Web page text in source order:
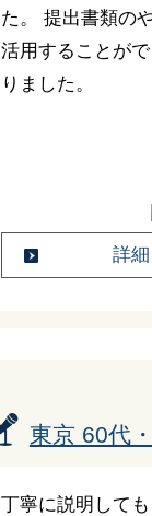
た。 提出書類の
活用することが
りました。
詳
東京 60代
丁寧に説明して